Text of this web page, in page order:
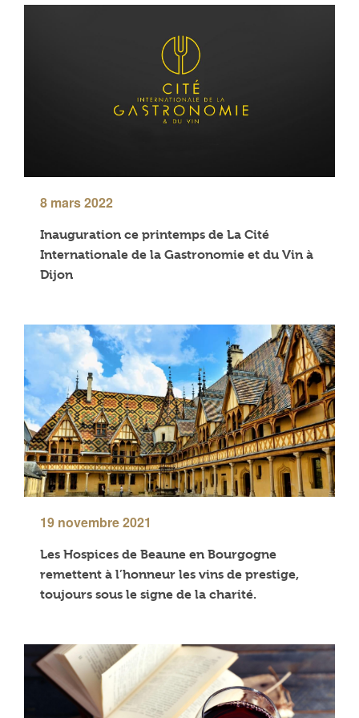
8 mars 2022
Inauguration ce printemps de La Cité
Internationale de la Gastronomie et du Vin à
Dijon
19 novembre 2021
Les Hospices de Beaune en Bourgogne
remettent à l’honneur les vins de prestige,
toujours sous le signe de la charité.